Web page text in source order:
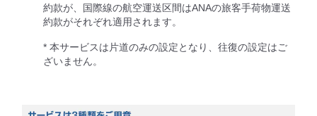
約款が、国際線の航空運送区間はANAの旅客手荷物運送
約款がそれぞれ適用されます。
* 本サービスは片道のみの設定となり、往復の設定はご
ざいません。